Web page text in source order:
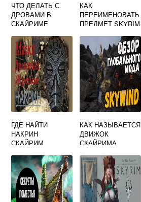
ЧТО ДЕЛАТЬ С
ДРОВАМИ В
СКАЙРИМЕ
КАК
ПЕРЕИМЕНОВАТЬ
ПРЕДМЕТ SKYRIM
ГДЕ НАЙТИ
НАКРИН
СКАЙРИМ
КАК НАЗЫВАЕТСЯ
ДВИЖОК
СКАЙРИМА